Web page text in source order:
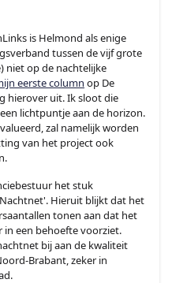
is Helmond als enige
tussen de vijf grote
niet op de nachtelijke
eerste column op De
hierover uit. Ik sloot die
lichtpuntje aan de horizon.
zal namelijk worden
van het project ook
het stuk
Hieruit blijkt dat het
tonen aan dat het
een behoefte voorziet.
bij aan de kwaliteit
Brabant, zeker in